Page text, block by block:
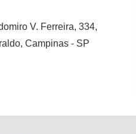
V. Ferreira, 334,
Campinas - SP